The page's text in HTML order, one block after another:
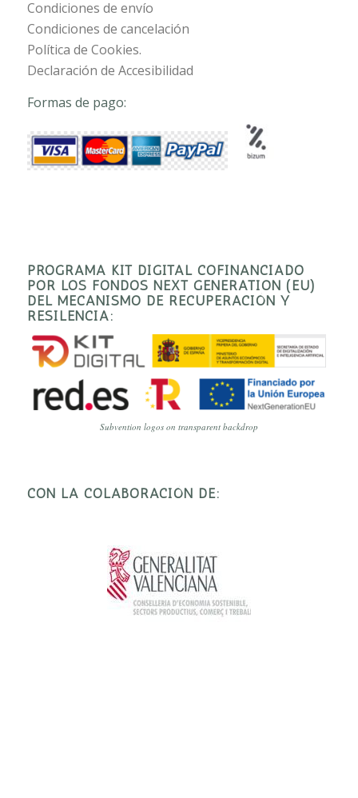
Condiciones de envío
Condiciones de cancelación
Política de Cookies.
Declaración de Accesibilidad
Formas de pago:
PROGRAMA KIT DIGITAL COFINANCIADO
POR LOS FONDOS NEXT GENERATION (EU)
DEL MECANISMO DE RECUPERACIÓN Y
RESILENCIA:
Subvention logos on transparent backdrop
CON LA COLABORACIÓN DE: